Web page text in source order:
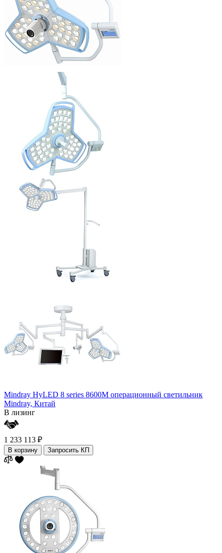
Mindray HyLED 8 series 8600M операционный светильник
Mindray, Китай
В лизинг
1 233 113 ₽
В корзину Запросить КП